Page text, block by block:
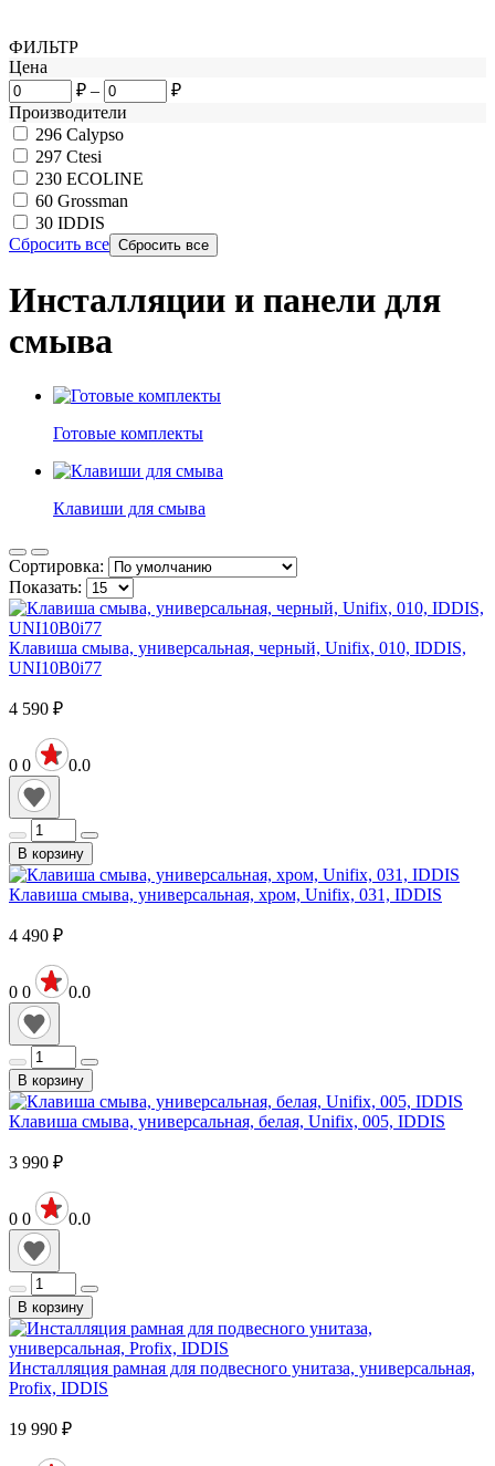
ФИЛЬТР
Цена
₽ –
₽
Производители
296 Calypso
297 Ctesi
230 ECOLINE
60 Grossman
30 IDDIS
Сбросить все
Инсталляции и панели для
смыва
Готовые комплекты
Клавиши для смыва
Сортировка:
Показать:
Клавиша смыва, универсальная, черный, Unifix, 010, IDDIS,
UNI10B0i77
4 590 ₽
0 0 0.0
В корзину
Клавиша смыва, универсальная, хром, Unifix, 031, IDDIS
4 490 ₽
0 0 0.0
В корзину
Клавиша смыва, универсальная, белая, Unifix, 005, IDDIS
3 990 ₽
0 0 0.0
В корзину
Инсталляция рамная для подвесного унитаза, универсальная,
Profix, IDDIS
19 990 ₽